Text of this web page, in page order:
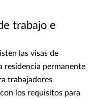
trabajo e
las visas de
residencia permanente
trabajadores
los requisitos para